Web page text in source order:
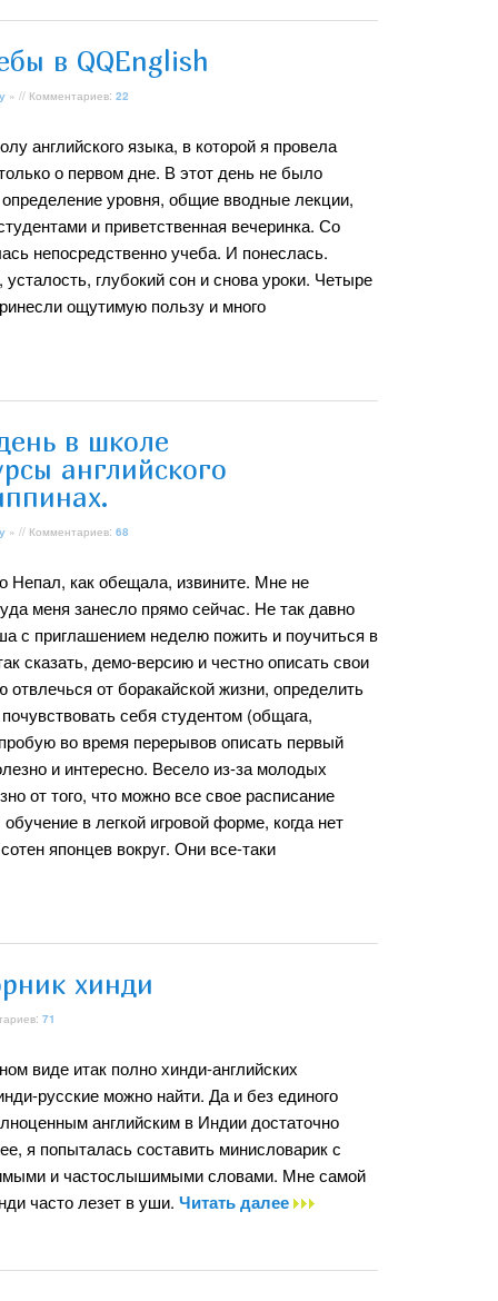
в QQEnglish
» // Комментариев: 22
английского языка, в которой я провела
о первом дне. В этот день не было
определение уровня, общие вводные лекции,
и приветственная вечеринка. Со
непосредственно учеба. И понеслась.
глубокий сон и снова уроки. Четыре
ощутимую пользу и много
в школе
английского
» // Комментариев: 68
Непал, как обещала, извините. Мне не
меня занесло прямо сейчас. Не так давно
с приглашением неделю пожить и поучиться в
сказать, демо-версию и честно описать свои
от боракайской жизни, определить
себя студентом (общага,
во время перерывов описать первый
и интересно. Весело из-за молодых
от того, что можно все свое расписание
в легкой игровой форме, когда нет
японцев вокруг. Они все-таки
хинди
71
виде итак полно хинди-английских
русские можно найти. Да и без единого
английским в Индии достаточно
я попыталась составить минисловарик с
и частослышимыми словами. Мне самой
часто лезет в уши. Читать далее